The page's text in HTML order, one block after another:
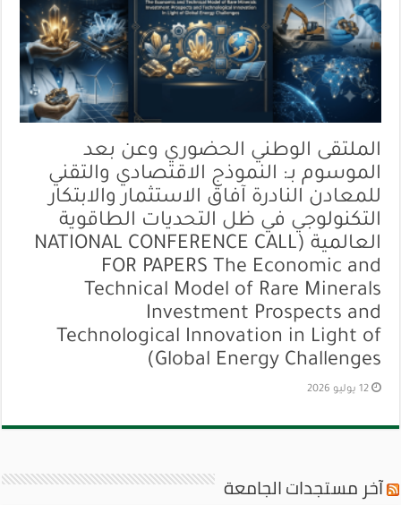
الملتقى الوطني الحضوري وعن بعد
الموسوم بـ: النموذج الاقتصادي والتقني
للمعادن النادرة آفاق الاستثمار والابتكار
التكنولوجي في ظل التحديات الطاقوية
العالمية (NATIONAL CONFERENCE CALL
FOR PAPERS The Economic and
Technical Model of Rare Minerals
Investment Prospects and
Technological Innovation in Light of
Global Energy Challenges)
12 يوليو 2026
آخر مستجدات الجامعة